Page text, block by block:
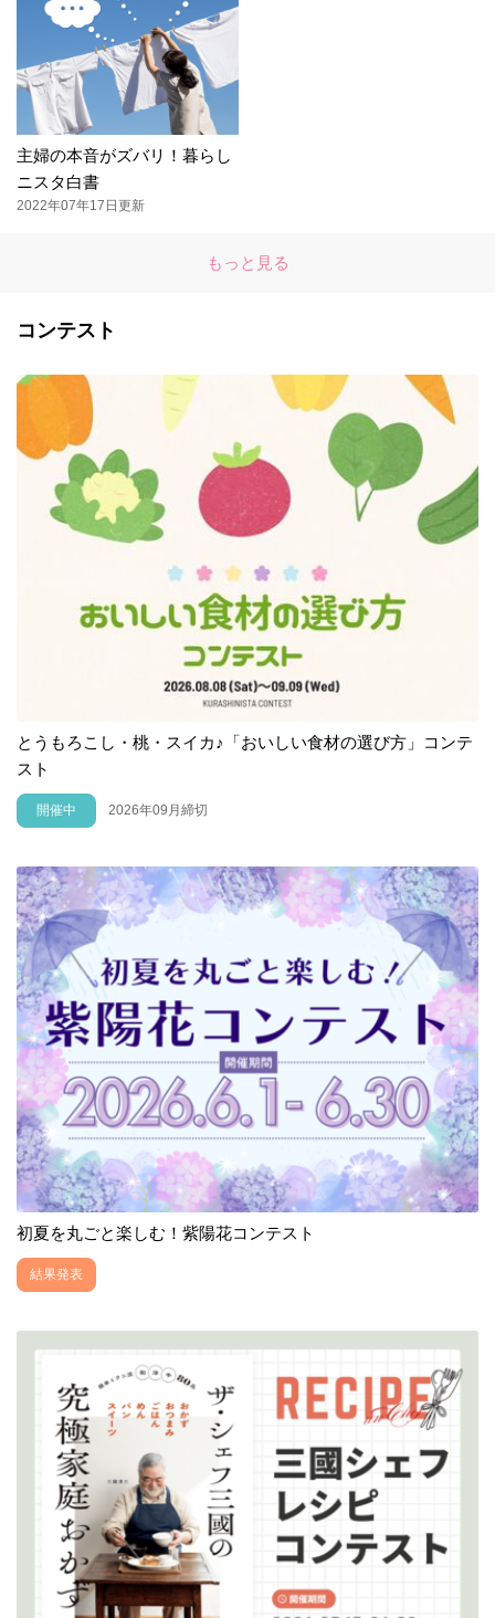
主婦の本音がズバリ！暮らし
ニスタ白書
2022年07年17日更新
もっと見る
コンテスト
とうもろこし・桃・スイカ♪「おいしい食材の選び方」コンテ
スト
開催中 2026年09月締切
初夏を丸ごと楽しむ！紫陽花コンテスト
結果発表